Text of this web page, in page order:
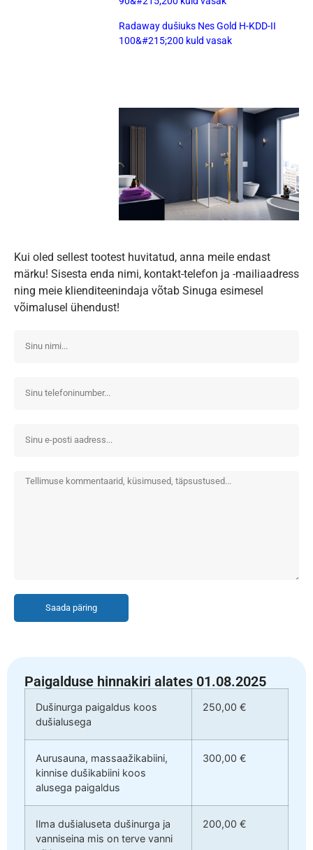
Radaway dušiuks Nes Gold H-KDD-II
100&#215;200 kuld vasak
Kui oled sellest tootest huvitatud, anna meile endast
märku! Sisesta enda nimi, kontakt-telefon ja -mailiaadress
ning meie klienditeenindaja võtab Sinuga esimesel
võimalusel ühendust!
Saada päring
Paigalduse hinnakiri alates 01.08.2025
Dušinurga paigaldus koos
dušialusega
250,00 €
Aurusauna, massaažikabiini,
kinnise dušikabiini koos
alusega paigaldus
300,00 €
Ilma dušialuseta dušinurga ja
vanniseina mis on terve vanni
200,00 €